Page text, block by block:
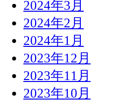
2024年3月
2024年2月
2024年1月
2023年12月
2023年11月
2023年10月